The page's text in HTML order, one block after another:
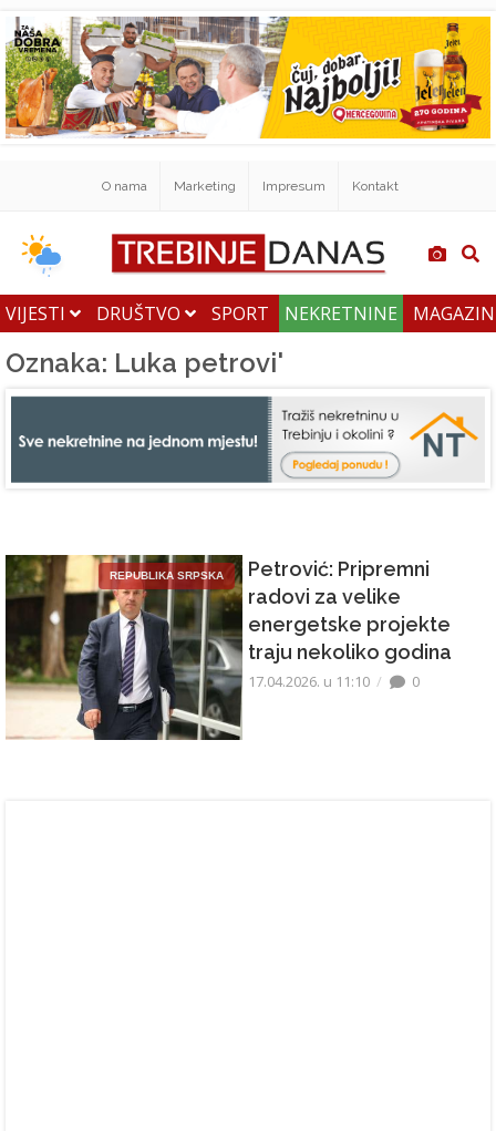
O nama Marketing Impresum Kontakt
VIJESTI DRUŠTVO SPORT NEKRETNINE
Oznaka: Luka petrovi'
REPUBLIKA SRPSKA
Petrović: Pripremni
radovi za velike
energetske projekte
traju nekoliko godina
17.04.2026. u 11:10 0